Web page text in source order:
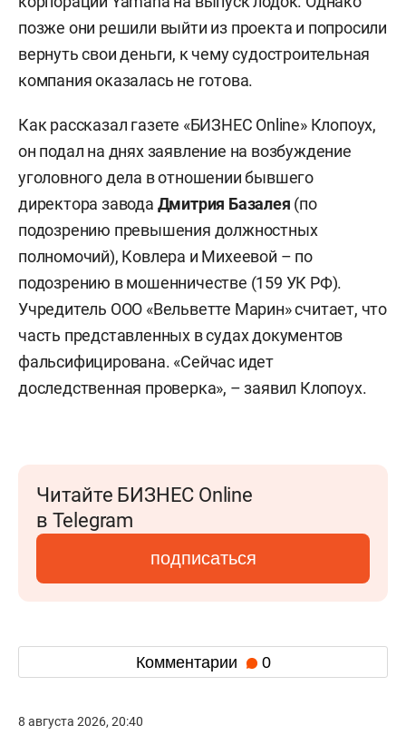
позже они решили выйти из проекта и попросили
вернуть свои деньги, к чему судостроительная
компания оказалась не готова.
Как рассказал газете «БИЗНЕС Online» Клопоух,
он подал на днях заявление на возбуждение
уголовного дела в отношении бывшего
директора завода Дмитрия Базалея (по
подозрению превышения должностных
полномочий), Ковлера и Михеевой – по
подозрению в мошенничестве (159 УК РФ).
Учредитель ООО «Вельветте Марин» считает, что
часть представленных в судах документов
фальсифицирована. «Сейчас идет
доследственная проверка», – заявил Клопоух.
Читайте БИЗНЕС Online
в Telegram
подписаться
Комментарии 0
8 августа 2026, 20:40